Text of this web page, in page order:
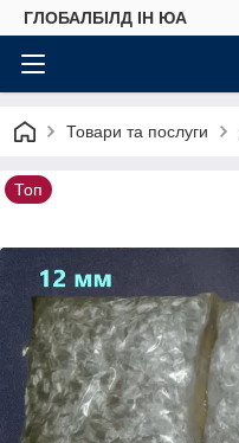
ГЛОБАЛБІЛД ІН ЮА
Товари та послуги
Топ